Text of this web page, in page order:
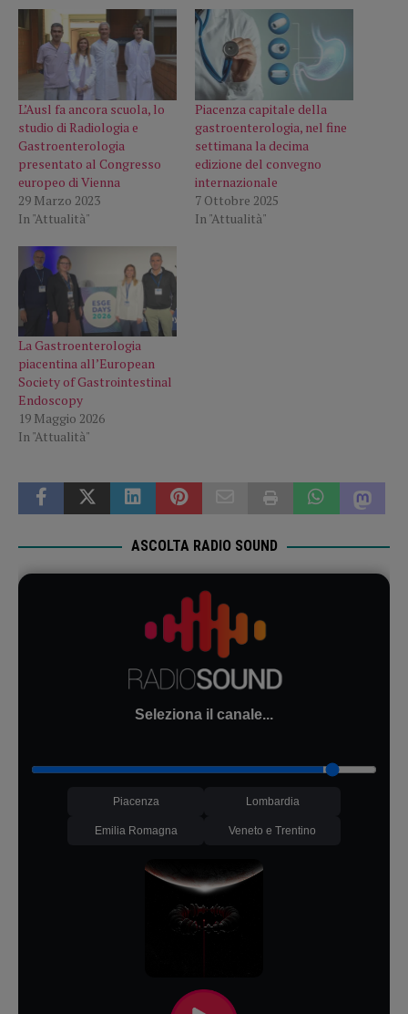
L’Ausl fa ancora scuola, lo
studio di Radiologia e
Gastroenterologia
presentato al Congresso
europeo di Vienna
29 Marzo 2023
In "Attualità"
Piacenza capitale della
gastroenterologia, nel fine
settimana la decima
edizione del convegno
internazionale
7 Ottobre 2025
In "Attualità"
La Gastroenterologia
piacentina all’European
Society of Gastrointestinal
Endoscopy
19 Maggio 2026
In "Attualità"
ASCOLTA RADIO SOUND
Seleziona il canale...
Piacenza Lombardia
Emilia Romagna Veneto e Trentino